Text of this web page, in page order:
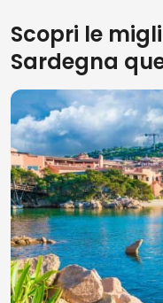
Scopri le
Sardegna